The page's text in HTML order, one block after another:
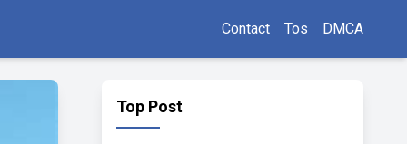
Contact Tos DMCA
Top Post